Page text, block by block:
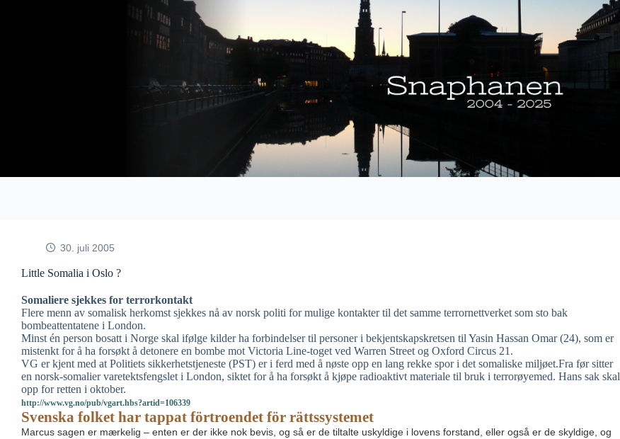
30. juli 2005
Little Somalia i Oslo ?
Somaliere sjekkes for terrorkontakt
Flere menn av somalisk herkomst sjekkes nå av norsk politi for mulige kontakter til det samme terrornettverket som sto bak
bombeattentatene i London.
Minst én person bosatt i Norge skal ifølge kilder ha forbindelser til personer i bekjentskapskretsen til Yasin Hassan Omar (24), som er
mistenkt for å ha forsøkt å detonere en bombe mot Victoria Line-toget ved Warren Street og Oxford Circus 21.
VG er kjent med at Politiets sikkerhetstjeneste (PST) er i ferd med å nøste opp en lang rekke spor i det somaliske miljøet.Fra før sitter
en norsk-somalier varetektsfengslet i London, siktet for å ha forsøkt å kjøpe radioaktivt materiale til bruk i terrorøyemed. Hans sak skal
opp for retten i oktober.
http://www.vg.no/pub/vgart.hbs?artid=106339
Svenska folket har tappat förtroendet för rättssystemet
Marcus sagen er mærkelig – enten er der ikke nok bevis, og så er de tiltalte uskyldige i lovens forstand, eller også er de skyldige, og